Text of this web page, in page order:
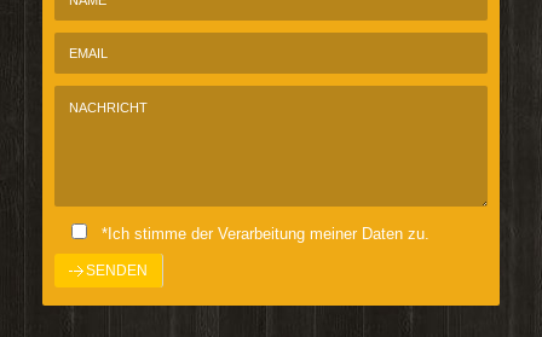
*Ich stimme der Verarbeitung meiner Daten zu.